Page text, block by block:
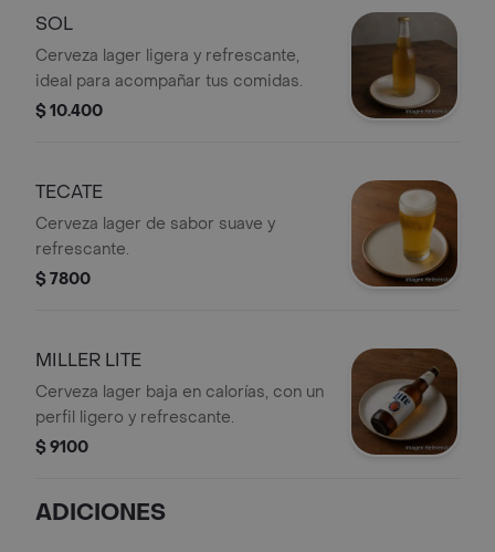
SOL
Cerveza lager ligera y refrescante,
ideal para acompañar tus comidas.
$ 10.400
TECATE
Cerveza lager de sabor suave y
refrescante.
$ 7800
MILLER LITE
Cerveza lager baja en calorías, con un
perfil ligero y refrescante.
$ 9100
ADICIONES